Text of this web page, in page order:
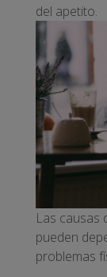
del apetito.
Las causas
pueden
problemas